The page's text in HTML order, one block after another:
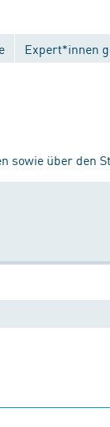
Expert*innen
über den